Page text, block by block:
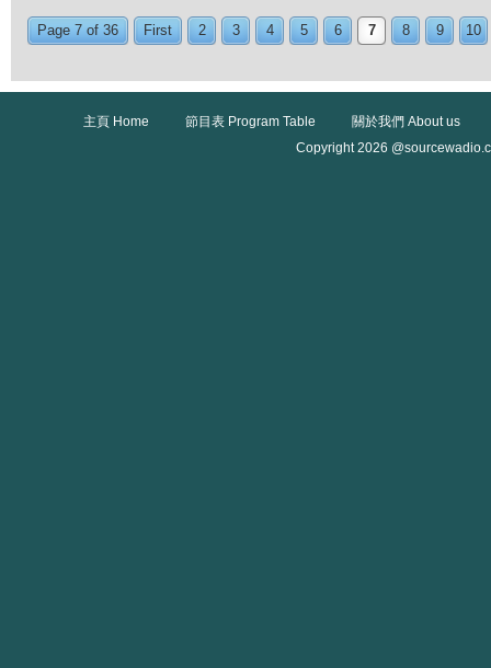
Page 7 of 36 First 2 3 4 5 6 7 8 9 10
主頁 Home 節目表 Program Table
關於我們 About us
Copyright 2026